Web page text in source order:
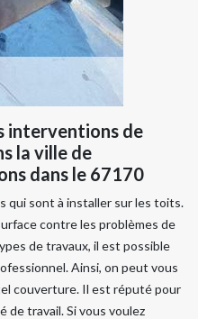
interventions de
la ville de
dans le 67170
sont à installer sur les toits.
contre les problèmes de
de travaux, il est possible
Ainsi, on peut vous
couverture. Il est réputé pour
de travail. Si vous voulez